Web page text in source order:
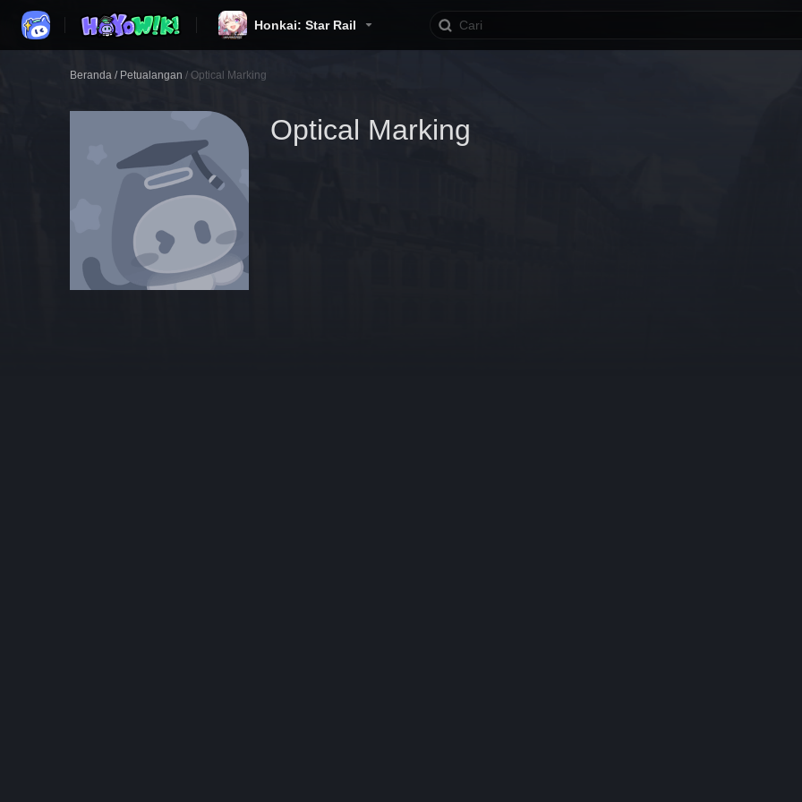
Honkai: Star Rail
Beranda / Petualangan / Optical Marking
Optical Marking